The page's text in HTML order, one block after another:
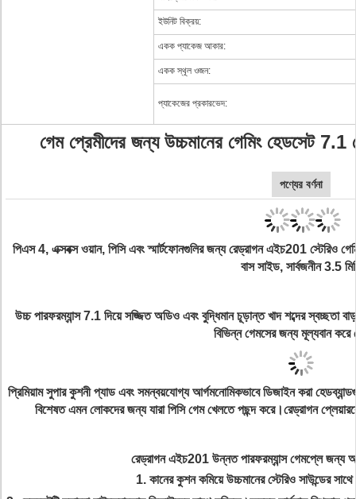
ইউনিট বিক্রয়:
একক প্যাকেজ আকার:
একক স্থূল ওজন:
প্যাকেজের প্রকারভেদ:
গেম প্রেমীদের জন্য উচ্চমানের গেমিং হেডসেট
পণ্যের বর্ণনা
পিএস 4, এক্সবক্স ওয়ান, পিসি এবং স্মার্টফোনগুলির জন্য রেড্রাগন এইচ201 স্টেরিও
বাস সাইড, সার্বজনীন 3.5
উচ্চ পারফরম্যান্স 7.1 দিয়ে সজ্জিত অডিও এবং বুদ্ধিমান চূড়ান্ত খাদ শব্দের স্বচ্ছতা
বিভিন্ন গেমসের জন্য মূল্যবান
প্রিমিয়াম সুপার কুশনী প্যাড এবং সমন্বয়যোগ্য আর্গমনোমিকভাবে ডিজাইন করা
বিশেষত এমন লোকদের জন্য যারা পিসি গেম খেলতে পছন্দ করে।রেড্রাগন
রেড্রাগন এইচ201 উন্নত পারফরম্যান্স গেমপ্লে জন্য
1. কানের কুশন কমিয়ে উচ্চমানের স্টেরিও সাউন্ডের